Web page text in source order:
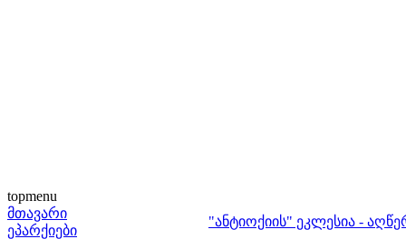
topmenu
მთავარი
ეპარქიები
"ანტიოქიის" ეკლესია -